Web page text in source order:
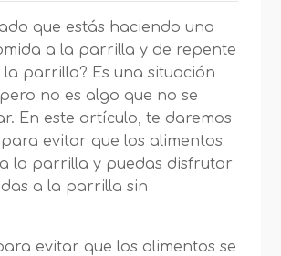
que estás haciendo una
a la parrilla y de repente
la parrilla? Es una situación
no es algo que no se
En este artículo, te daremos
evitar que los alimentos
la parrilla y puedas disfrutar
a la parrilla sin
evitar que los alimentos se